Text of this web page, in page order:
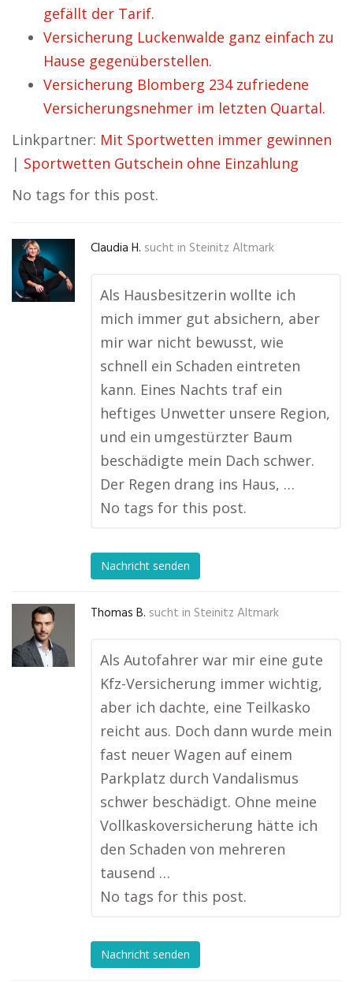
gefällt der Tarif.
Versicherung Luckenwalde ganz einfach zu
Hause gegenüberstellen.
Versicherung Blomberg 234 zufriedene
Versicherungsnehmer im letzten Quartal.
Linkpartner: Mit Sportwetten immer gewinnen
| Sportwetten Gutschein ohne Einzahlung
No tags for this post.
Claudia H. sucht in Steinitz Altmark
Als Hausbesitzerin wollte ich
mich immer gut absichern, aber
mir war nicht bewusst, wie
schnell ein Schaden eintreten
kann. Eines Nachts traf ein
heftiges Unwetter unsere Region,
und ein umgestürzter Baum
beschädigte mein Dach schwer.
Der Regen drang ins Haus, …
No tags for this post.
Nachricht senden
Thomas B. sucht in Steinitz Altmark
Als Autofahrer war mir eine gute
Kfz-Versicherung immer wichtig,
aber ich dachte, eine Teilkasko
reicht aus. Doch dann wurde mein
fast neuer Wagen auf einem
Parkplatz durch Vandalismus
schwer beschädigt. Ohne meine
Vollkaskoversicherung hätte ich
den Schaden von mehreren
tausend …
No tags for this post.
Nachricht senden